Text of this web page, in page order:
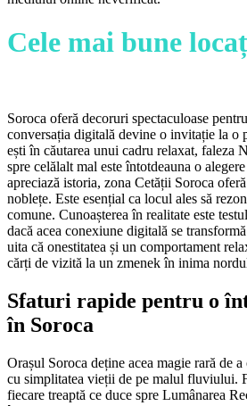
Cele mai bune
Soroca oferă decoruri spectaculoase
conversația digitală devine o invitație la o
ești în căutarea unui cadru relaxat, faleza
spre celălalt mal este întotdeauna o
apreciază istoria, zona Cetății Soroca
noblețe. Este esențial ca locul ales să
comune. Cunoașterea în realitate este
dacă acea conexiune digitală se
uita că onestitatea și un comportament
cărți de vizită la un zmenek în inima
Sfaturi rapide pentru o
în Soroca
Orașul Soroca deține acea magie rară de
cu simplitatea vieții de pe malul fluviului.
fiecare treaptă ce duce spre Lumânarea